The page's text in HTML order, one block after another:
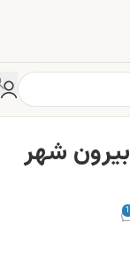
بیرون شهر
1